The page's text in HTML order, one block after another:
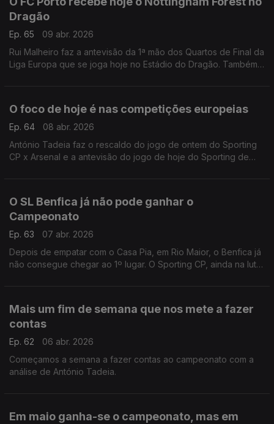
Dragão
Ep. 65
09 abr. 2026
Rui Malheiro faz a antevisão da 1ª mão dos Quartos de Final da
Liga Europa que se joga hoje no Estádio do Dragão. Também
O foco de hoje é nas competições europeias
Ep. 64
08 abr. 2026
António Tadeia faz o rescaldo do jogo de ontem do Sporting
CP x Arsenal e a antevisão do jogo de hoje do Sporting de
O SL Benfica já não pode ganhar o
Campeonato
Ep. 63
07 abr. 2026
Depois de empatar com o Casa Pia, em Rio Maior, o Benfica já
não consegue chegar ao 1º lugar. O Sporting CP, ainda na luta
Mais um fim de semana que nos mete a fazer
contas
Ep. 62
06 abr. 2026
Começamos a semana a fazer contas ao campeonato com a
análise de António Tadeia.
Em maio ganha-se o campeonato, mas em